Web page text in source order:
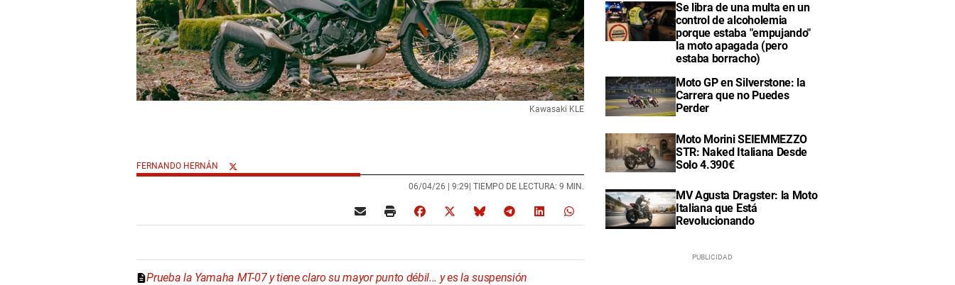
Kawasaki KLE
FERNANDO HERNÁN
06/04/26 | 9:29| TIEMPO DE LECTURA: 9 MIN.
Prueba la Yamaha MT-07 y tiene claro su mayor punto débil... y es la suspensión
Se libra de una multa en un
control de alcoholemia
porque estaba "empujando"
la moto apagada (pero
estaba borracho)
Moto GP en Silverstone: la
Carrera que no Puedes
Perder
Moto Morini SEIEMMEZZO
STR: Naked Italiana Desde
Solo 4.390€
MV Agusta Dragster: la Moto
Italiana que Está
Revolucionando